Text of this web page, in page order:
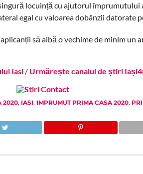
locuință cu ajutorul împrumutului
egal cu valoarea dobânzii datorate
să aibă o vechime de minim un
Iasi / Urmărește canalul de știri
2020, IASI, IMPRUMUT PRIMA CASA 2020,